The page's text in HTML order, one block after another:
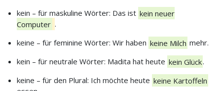
kein – für maskuline Wörter: Das ist kein neuer
Computer .
keine – für feminine Wörter: Wir haben keine Milch mehr.
kein – für neutrale Wörter: Madita hat heute kein Glück.
keine – für den Plural: Ich möchte heute keine Kartoffeln